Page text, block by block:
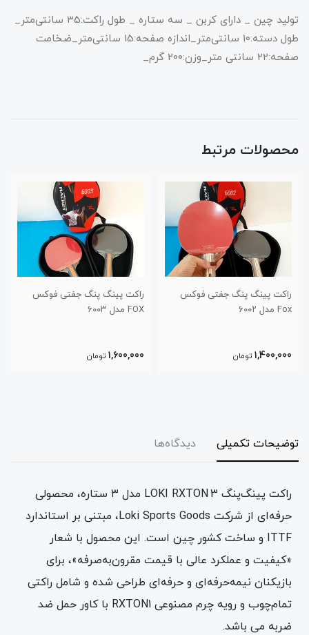
تولید چین _ دارای کربن _ سه ستاره _ طول راکت:35 سانتی‌متر_
طول دسته:10 سانتی‌متر_اندازه صفحه:15 سانتی‌متر_ضخامت
صفحه:22 سانتی متر_وزن:200 گرم_
محصولات مرتبط
راکت پینگ پنگ جفتی فوکس
Fox مدل ۶۰۰۲
1,400,000 تومان
راکت پینگ پنگ جفتی فوکس
FOX مدل ۶۰۰۳
1,600,000 تومان
توضیحات تکمیلی دیدگاه‌ها
راکت پینگ‌پنگ LOKI RXTON 3 مدل ۳ ستاره، محصولی
حرفه‌ای از شرکت Loki Sports Goods، مبتنی بر استاندارد
ITTF و ساخت کشور چین است. این محصول با شعار
«کیفیت و عملکرد عالی با قیمت مقرون‌به‌صرفه»، برای
بازیکنان نیمه‌حرفه‌ای و حرفه‌ای طراحی شده و شامل راکتی
تمام‌چوب و رویه چرم مصنوعی RXTON1 با کاور حمل ضد
ضربه می باشد.